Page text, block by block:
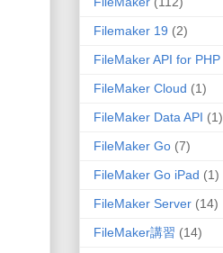
Filemaker 19 (2)
FileMaker API for PHP
FileMaker Cloud (1)
FileMaker Data API (1)
FileMaker Go (7)
FileMaker Go iPad (1)
FileMaker Server (14)
FileMaker講習 (14)